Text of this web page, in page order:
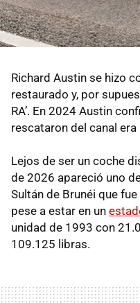
Richard Austin se hizo
restaurado y, por
RA’. En 2024 Austin
rescataron del canal era
Lejos de ser un coche
de 2026 apareció uno
Sultán de Brunéi que
pese a estar en un
unidad de 1993 con
109.125 libras.